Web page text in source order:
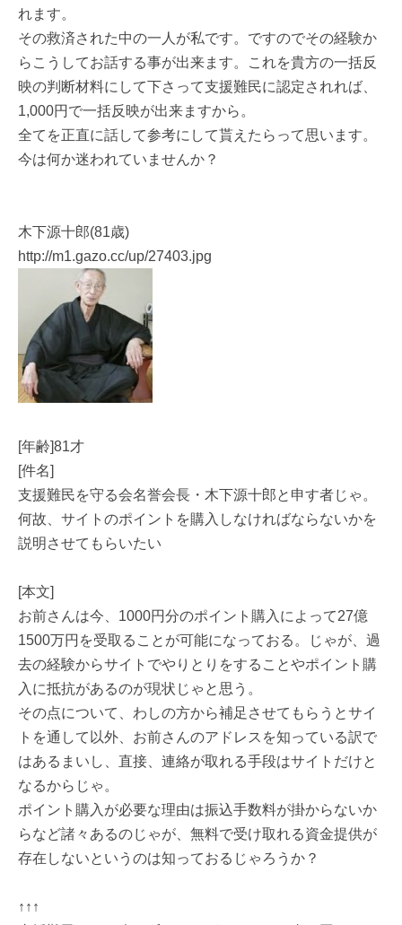
れます。
その救済された中の一人が私です。ですのでその経験か
らこうしてお話する事が出来ます。これを貴方の一括反
映の判断材料にして下さって支援難民に認定されれば、
1,000円で一括反映が出来ますから。
全てを正直に話して参考にして貰えたらって思います。
今は何か迷われていませんか？
木下源十郎(81歳)
http://m1.gazo.cc/up/27403.jpg
[年齢]81才
[件名]
支援難民を守る会名誉会長・木下源十郎と申す者じゃ。
何故、サイトのポイントを購入しなければならないかを
説明させてもらいたい
[本文]
お前さんは今、1000円分のポイント購入によって27億
1500万円を受取ることが可能になっておる。じゃが、過
去の経験からサイトでやりとりをすることやポイント購
入に抵抗があるのが現状じゃと思う。
その点について、わしの方から補足させてもらうとサイ
トを通して以外、お前さんのアドレスを知っている訳で
はあるまいし、直接、連絡が取れる手段はサイトだけと
なるからじゃ。
ポイント購入が必要な理由は振込手数料が掛からないか
らなど諸々あるのじゃが、無料で受け取れる資金提供が
存在しないというのは知っておるじゃろうか？
↑↑↑